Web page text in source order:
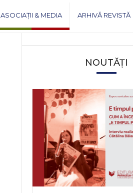
ASOCIAȚII & MEDIA ARHIVĂ REVISTĂ
NOUTĂȚI